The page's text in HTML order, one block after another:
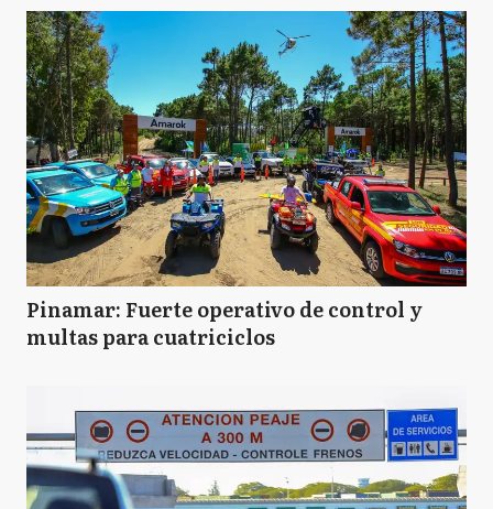
Pinamar: Fuerte operativo de control y
multas para cuatriciclos